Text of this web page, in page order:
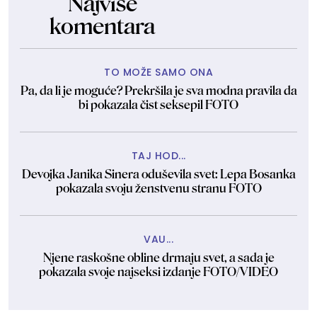
komentara
TO MOŽE SAMO ONA
Pa, da li je moguće? Prekršila je sva modna pravila da
bi pokazala čist seksepil FOTO
TAJ HOD...
Devojka Janika Sinera oduševila svet: Lepa Bosanka
pokazala svoju ženstvenu stranu FOTO
VAU...
Njene raskošne obline drmaju svet, a sada je
pokazala svoje najseksi izdanje FOTO/VIDEO